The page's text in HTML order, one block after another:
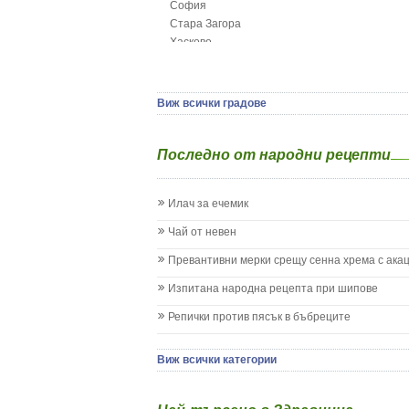
Грип при бебето и детето
Гърч
Детски диабет
Жълтеница
Запек на бебето и детето
Кашлица при бебето и детето
Колики
Менингит
Млечница
Нощно напикаване - енуреза
София
Стара Загора
Хасково
Виж всички градове
Последно от народни рецепти
Илач за ечемик
Чай от невен
Превантивни мерки срещу сенна хрема с
Изпитана народна рецепта при шипове
Репички против пясък в бъбреците
Виж всички категории